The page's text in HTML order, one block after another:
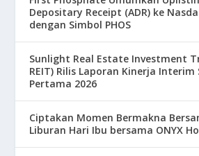
Depositary Receipt (ADR) ke
dengan Simbol PHOS
Sunlight Real Estate Investment
REIT) Rilis Laporan Kinerja Interim
Pertama 2026
Ciptakan Momen Bermakna
Liburan Hari Ibu bersama ONYX